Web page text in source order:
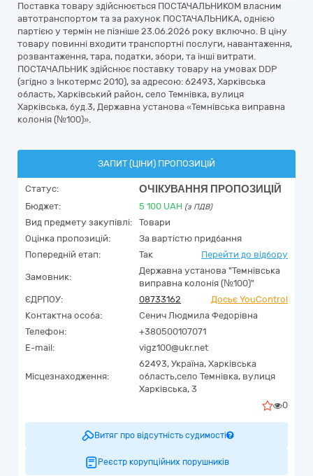
Поставка товару здійснюється ПОСТАЧАЛЬНИКОМ власним
автотранспортом та за рахунок ПОСТАЧАЛЬНИКА, однією
партією у термін не пізніше 23.06.2026 року включно. В ціну
товару повинні входити транспортні послуги, навантаження,
розвантаження, тара, податки, збори, та інші витрати.
ПОСТАЧАЛЬНИК здійснює поставку товару на умовах DDP
(згідно з Інкотермс 2010), за адресою: 62493, Харківська
область, Харківський район, село Темнівка, вулиця
Харківська, буд.3, Державна установа «Темнівська виправна
колонія (№100)».
ЗАПИТ (ЦІНИ) ПРОПОЗИЦІЙ
Статус: ОЧІКУВАННЯ ПРОПОЗИЦІЙ
Бюджет: 5 100 UAH (з ПДВ)
Вид предмету закупівлі:
Товари
Оцінка пропозицій:
За вартістю придбання
Попередній етап:
Так Перейти до відбору
Замовник:
Державна установа "Темнівська
виправна колонія (№100)"
ЄДРПОУ:
08733162
Досьє YouControl
Контактна особа:
Сенич Людмила Федорівна
Телефон:
+380500107071
E-mail:
vigz100@ukr.net
Місцезнаходження:
62493, Україна, Харківська
область,село Темнівка, вулиця
Харківська, 3
0
Витяг про відсутність судимості
Реєстр корупційних порушників